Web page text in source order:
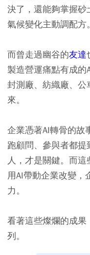
決了，還能夠掌握砂
氣候變化主動調配方。
而曾走過幽谷的友達
製造營運痛點有成
封測廠、紡織廠、
來。
企業憑著AI轉骨的故
跑顧問、參與者都提
人，才是關鍵。而
用AI帶動企業改變
力。
看著這些燦爛的成果
列。